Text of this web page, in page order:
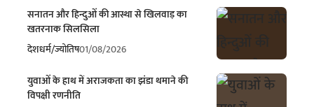
सनातन और हिन्दुओं की आस्था से खिलवाड़ का
खतरनाक सिलसिला
देशधर्म/ज्योतिष01/08/2026
युवाओं के हाथ में अराजकता का झंडा थमाने की
विपक्षी रणनीति